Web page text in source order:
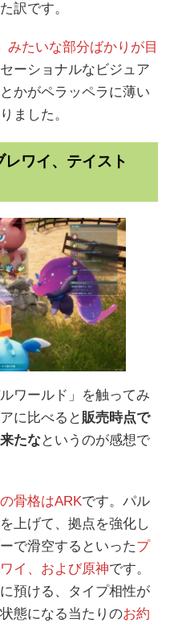
訳です。
みたいな部分ばかりが目
ーショナルなビジュア
かがペラッペラに薄い
ました。
ワイ、テイスト
ワールド」を触ってみ
に比べると 販売時点で
たなというのが感想で
骨格はARKです。パル
上げて、拠点を強化し
で滑空するといったプ
イ、および原神です。
預ける、タイプ相性が
態になる当たりのお約